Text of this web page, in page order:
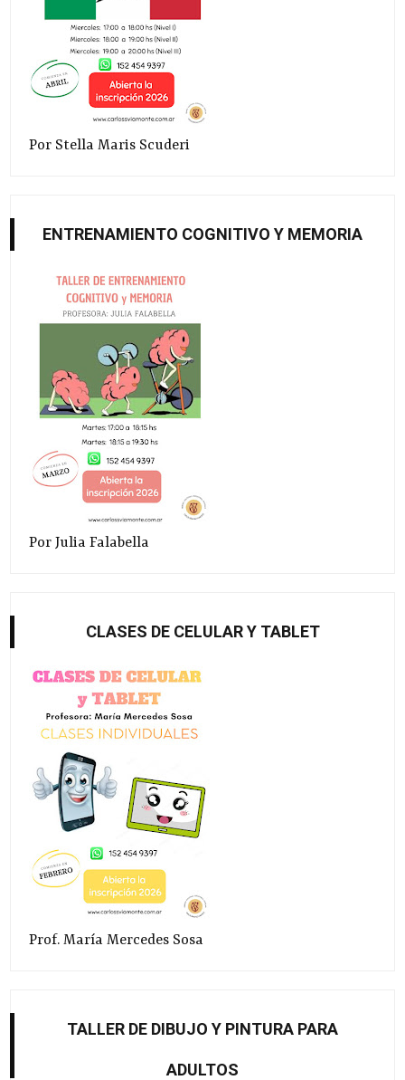
Por Stella Maris Scuderi
ENTRENAMIENTO COGNITIVO Y MEMORIA
Por Julia Falabella
CLASES DE CELULAR Y TABLET
Prof. María Mercedes Sosa
TALLER DE DIBUJO Y PINTURA PARA
ADULTOS